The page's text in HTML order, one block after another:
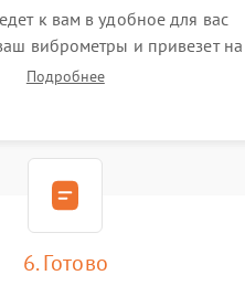
к вам в удобное для вас
виброметры и привезет на
Подробнее
6. Готово